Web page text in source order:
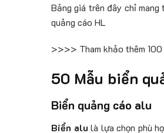
Bảng giá trên đây chỉ
quảng cáo HL
>>>> Tham khảo thêm 100
50 Mẫu biển
Biển quảng cáo alu
Biển alu là lựa chọn phù